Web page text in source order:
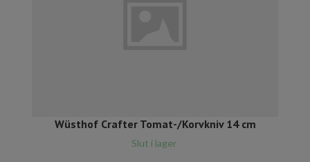
Wüsthof Crafter Tomat-/Korvkniv 14 cm
Slut i lager